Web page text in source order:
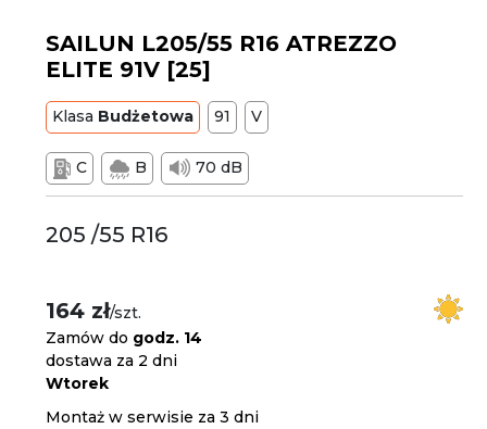
SAILUN L205/55 R16 ATREZZO
ELITE 91V [25]
Klasa Budżetowa 91 V
C B 70 dB
205 /55 R16
164 zł/szt.
Zamów do godz. 14
dostawa za 2 dni
Wtorek
Montaż w serwisie za 3 dni